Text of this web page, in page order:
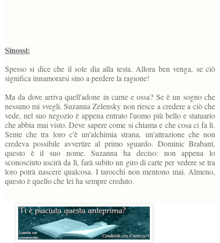
Sinossi:
Spesso si dice che il sole dia alla testa. Allora ben venga, se ciò
significa innamorarsi sino a perdere la ragione!
Ma da dove arriva quell'adone in carne e ossa? Se è un sogno che
nessuno mi svegli. Suzanna Zelensky non riesce a credere a ciò che
vede, nel suo negozio è appena entrato l'uomo più bello e statuario
che abbia mai visto. Deve sapere come si chiama e che cosa ci fa lì.
Sente che tra loro c'è un'alchimia strana, un'attrazione che non
credeva possibile avvertire al primo sguardo. Dominic Brabant,
questo è il suo nome. Suzanna ha deciso: non appena lo
sconosciuto uscirà da lì, farà subito un giro di carte per vedere se tra
loro potrà nascere qualcosa. I tarocchi non mentono mai. Almeno,
questo è quello che lei ha sempre creduto.